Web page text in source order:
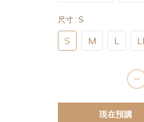
尺寸 : S
S M L
現在預購